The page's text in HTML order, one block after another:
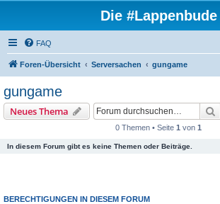
Die #Lappenbude
FAQ
Foren-Übersicht Serversachen gungame
gungame
Neues Thema
0 Themen • Seite 1 von 1
In diesem Forum gibt es keine Themen oder Beiträge.
BERECHTIGUNGEN IN DIESEM FORUM